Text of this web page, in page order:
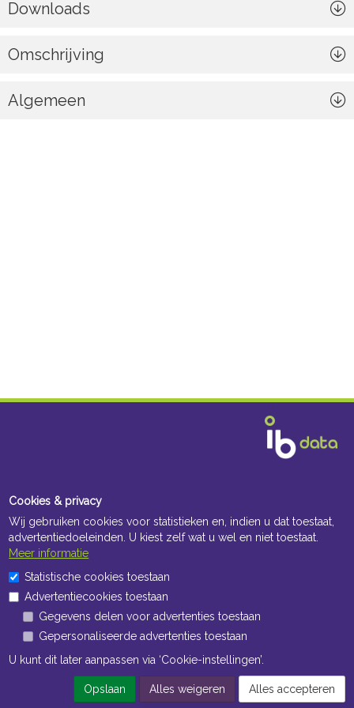
Downloads
Omschrijving
Algemeen
Cookies & privacy
Wij gebruiken cookies voor statistieken en, indien u dat toestaat,
advertentiedoeleinden. U kiest zelf wat u wel en niet toestaat.
Meer informatie
Statistische cookies toestaan
Advertentiecookies toestaan
Gegevens delen voor advertenties toestaan
Gepersonaliseerde advertenties toestaan
U kunt dit later aanpassen via ‘Cookie-instellingen’.
Opslaan Alles weigeren Alles accepteren